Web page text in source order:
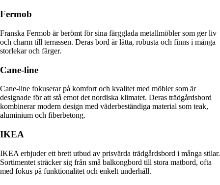
Fermob
Franska Fermob är berömt för sina färgglada metallmöbler som ger liv
och charm till terrassen. Deras bord är lätta, robusta och finns i många
storlekar och färger.
Cane-line
Cane-line fokuserar på komfort och kvalitet med möbler som är
designade för att stå emot det nordiska klimatet. Deras trädgårdsbord
kombinerar modern design med väderbeständiga material som teak,
aluminium och fiberbetong.
IKEA
IKEA erbjuder ett brett utbud av prisvärda trädgårdsbord i många stilar.
Sortimentet sträcker sig från små balkongbord till stora matbord, ofta
med fokus på funktionalitet och enkelt underhåll.